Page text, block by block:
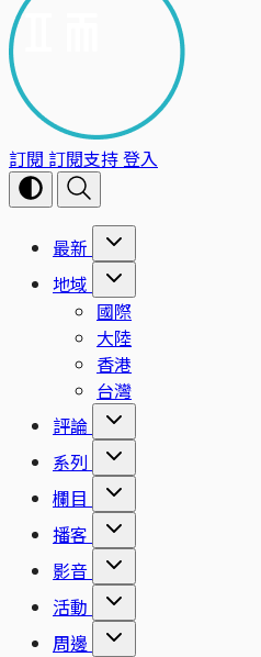
訂閱 訂閱支持登入
最新
地域
國際
大陸
香港
台灣
評論
系列
欄目
播客
影音
活動
周邊